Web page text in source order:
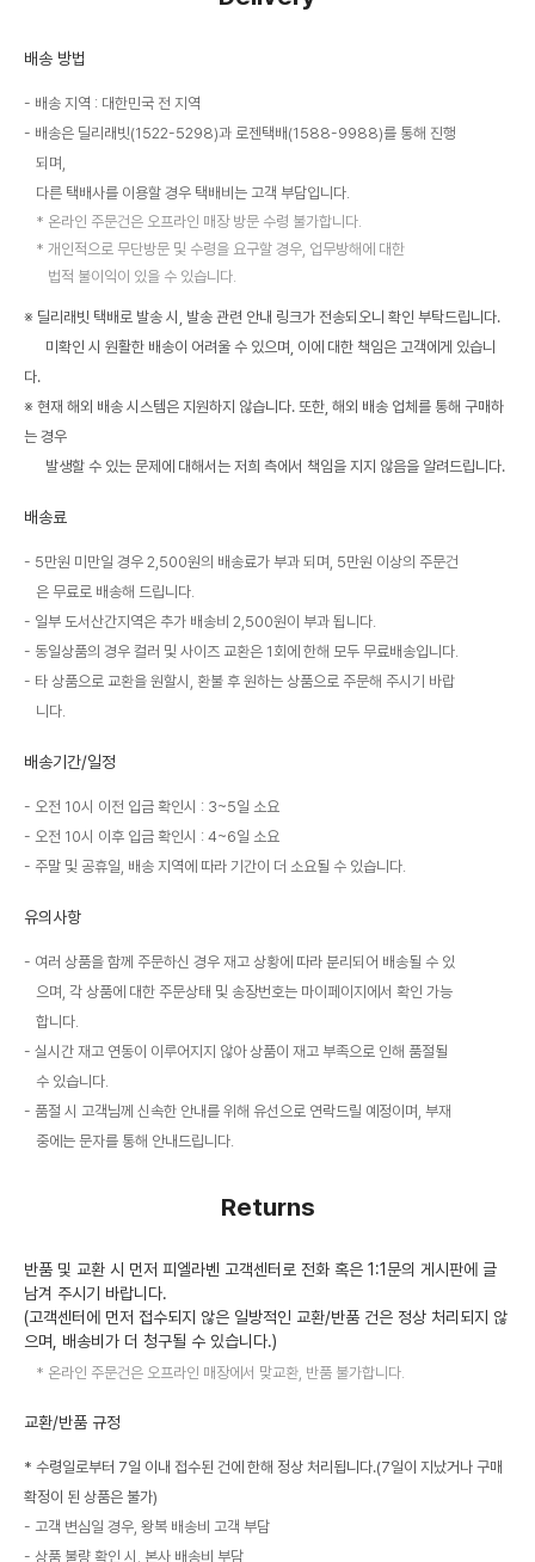
배송 방법
배송 지역 : 대한민국 전 지역
배송은 딜리래빗(1522-5298)과 로젠택배(1588-9988)를 통해 진행
되며,
다른 택배사를 이용할 경우 택배비는 고객 부담입니다.
온라인 주문건은 오프라인 매장 방문 수령 불가합니다.
개인적으로 무단방문 및 수령을 요구할 경우, 업무방해에 대한
법적 불이익이 있을 수 있습니다.
※ 딜리래빗 택배로 발송 시, 발송 관련 안내 링크가 전송되오니 확인 부탁드립니다.
미확인 시 원활한 배송이 어려울 수 있으며, 이에 대한 책임은 고객에게 있습니
다.
※ 현재 해외 배송 시스템은 지원하지 않습니다. 또한, 해외 배송 업체를 통해 구매하
는 경우
발생할 수 있는 문제에 대해서는 저희 측에서 책임을 지지 않음을 알려드립니다.
배송료
5만원 미만일 경우 2,500원의 배송료가 부과 되며, 5만원 이상의 주문건
은 무료로 배송해 드립니다.
일부 도서산간지역은 추가 배송비 2,500원이 부과 됩니다.
동일상품의 경우 컬러 및 사이즈 교환은 1회에 한해 모두 무료배송입니다.
타 상품으로 교환을 원할시, 환불 후 원하는 상품으로 주문해 주시기 바랍
니다.
배송기간/일정
오전 10시 이전 입금 확인시 : 3~5일 소요
오전 10시 이후 입금 확인시 : 4~6일 소요
주말 및 공휴일, 배송 지역에 따라 기간이 더 소요될 수 있습니다.
유의사항
여러 상품을 함께 주문하신 경우 재고 상황에 따라 분리되어 배송될 수 있
으며, 각 상품에 대한 주문상태 및 송장번호는 마이페이지에서 확인 가능
합니다.
실시간 재고 연동이 이루어지지 않아 상품이 재고 부족으로 인해 품절될
수 있습니다.
품절 시 고객님께 신속한 안내를 위해 유선으로 연락드릴 예정이며, 부재
중에는 문자를 통해 안내드립니다.
Returns
반품 및 교환 시 먼저 피엘라벤 고객센터로 전화 혹은 1:1문의 게시판에 글
남겨 주시기 바랍니다.
(고객센터에 먼저 접수되지 않은 일방적인 교환/반품 건은 정상 처리되지 않
으며, 배송비가 더 청구될 수 있습니다.)
온라인 주문건은 오프라인 매장에서 맞교환, 반품 불가합니다.
교환/반품 규정
* 수령일로부터 7일 이내 접수된 건에 한해 정상 처리됩니다.(7일이 지났거나 구매
확정이 된 상품은 불가)
고객 변심일 경우, 왕복 배송비 고객 부담
상품 불량 확인 시, 본사 배송비 부담